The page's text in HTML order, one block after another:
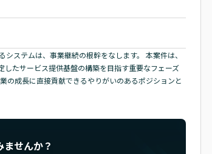
ステムは、事業継続の根幹をなします。 本案件は、
たサービス提供基盤の構築を目指す重要なフェーズ
の成長に直接貢献できるやりがいのあるポジションと
せんか？